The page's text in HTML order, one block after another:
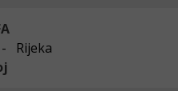
- Rijeka